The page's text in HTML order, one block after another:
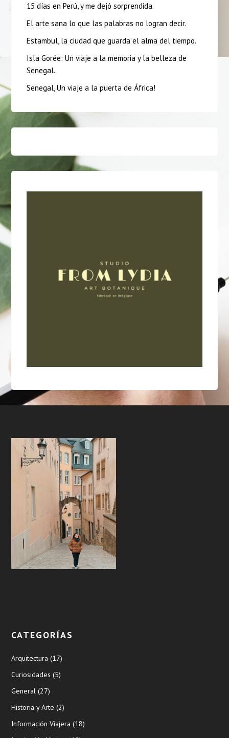
15 días en Perú, y me dejó sorprendida.
El arte sana lo que las palabras no logran decir.
Estambul, la ciudad que guarda el alma del tiempo.
Isla Gorée: Un viaje a la memoria y la belleza de
Senegal.
Senegal, Un viaje a la puerta de África!
CATEGORÍAS
Arquitectura (17)
Curiosidades (5)
General (27)
Historia y Arte (2)
Información Viajera (18)